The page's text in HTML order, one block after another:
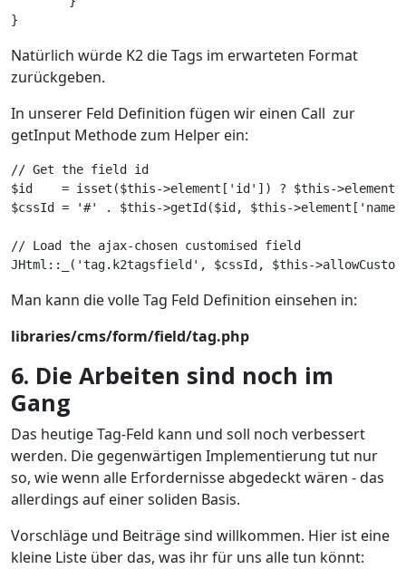
Natürlich würde K2 die Tags im erwarteten Format
zurückgeben.
In unserer Feld Definition fügen wir einen Call zur
getInput Methode zum Helper ein:
// Get the field id
$id    = isset($this->element['id']) ? $this-
$cssId = '#' . $this->getId($id, $this-
// Load the ajax-chosen customised field
Man kann die volle Tag Feld Definition einsehen in:
libraries/cms/form/field/tag.php
6. Die Arbeiten sind noch im
Gang
Das heutige Tag-Feld kann und soll noch verbessert
werden. Die gegenwärtigen Implementierung tut nur
so, wie wenn alle Erfordernisse abgedeckt wären - das
allerdings auf einer soliden Basis.
Vorschläge und Beiträge sind willkommen. Hier ist eine
kleine Liste über das, was ihr für uns alle tun könnt: